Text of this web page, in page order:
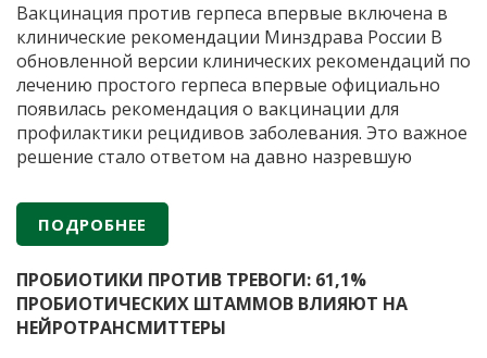
Вакцинация против герпеса впервые включена в
клинические рекомендации Минздрава России В
обновленной версии клинических рекомендаций по
лечению простого герпеса впервые официально
появилась рекомендация о вакцинации для
профилактики рецидивов заболевания. Это важное
решение стало ответом на давно назревшую
Герпетическая инфекция остается одной из самых
распространенных вирусных инфекций человека,
при этом стандартная антивирусная терапия
ПОДРОБНЕЕ
ПРОБИОТИКИ ПРОТИВ ТРЕВОГИ: 61,1%
ПРОБИОТИЧЕСКИХ ШТАММОВ ВЛИЯЮТ НА
НЕЙРОТРАНСМИТТЕРЫ